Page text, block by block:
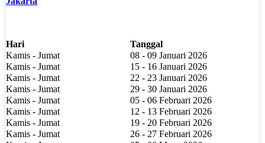
Hari
Tanggal
Kamis - Jumat
08 - 09 Januari 2026
Kamis - Jumat
15 - 16 Januari 2026
Kamis - Jumat
22 - 23 Januari 2026
Kamis - Jumat
29 - 30 Januari 2026
Kamis - Jumat
05 - 06 Februari 2026
Kamis - Jumat
12 - 13 Februari 2026
Kamis - Jumat
19 - 20 Februari 2026
Kamis - Jumat
26 - 27 Februari 2026